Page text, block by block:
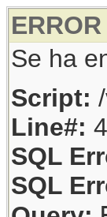
ERROR
Se ha
Script:
Line#:
SQL
SQL